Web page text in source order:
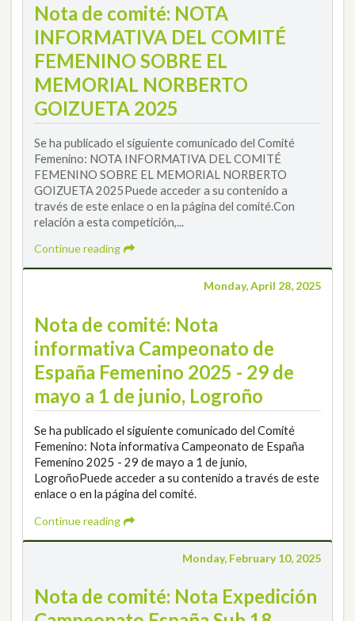
Nota de comité: NOTA
INFORMATIVA DEL COMITÉ
FEMENINO SOBRE EL
MEMORIAL NORBERTO
GOIZUETA 2025
Se ha publicado el siguiente comunicado del Comité
Femenino: NOTA INFORMATIVA DEL COMITÉ
FEMENINO SOBRE EL MEMORIAL NORBERTO
GOIZUETA 2025Puede acceder a su contenido a
través de este enlace o en la página del comité.Con
relación a esta competición,...
Continue reading
Monday, April 28, 2025
Nota de comité: Nota
informativa Campeonato de
España Femenino 2025 - 29 de
mayo a 1 de junio, Logroño
Se ha publicado el siguiente comunicado del Comité
Femenino: Nota informativa Campeonato de España
Femenino 2025 - 29 de mayo a 1 de junio,
LogroñoPuede acceder a su contenido a través de este
enlace o en la página del comité.
Continue reading
Monday, February 10, 2025
Nota de comité: Nota Expedición